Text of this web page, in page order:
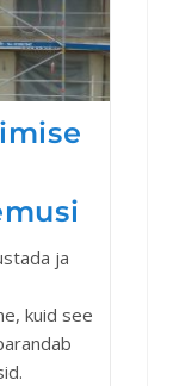
ja
kuid see